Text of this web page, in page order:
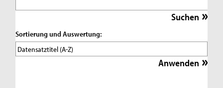
Sortierung und Auswertung: